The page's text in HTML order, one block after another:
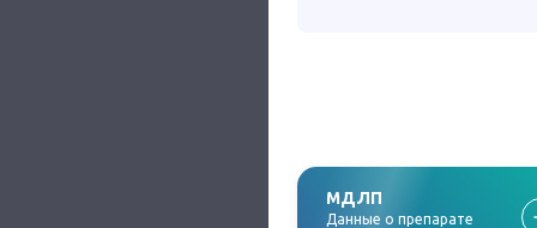
МДЛП
Данные о препарате